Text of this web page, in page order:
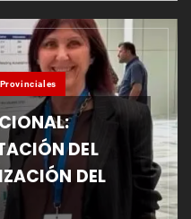
Provinciales
DEL
DEL